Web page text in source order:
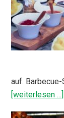
auf.
[weiterlesen ...]